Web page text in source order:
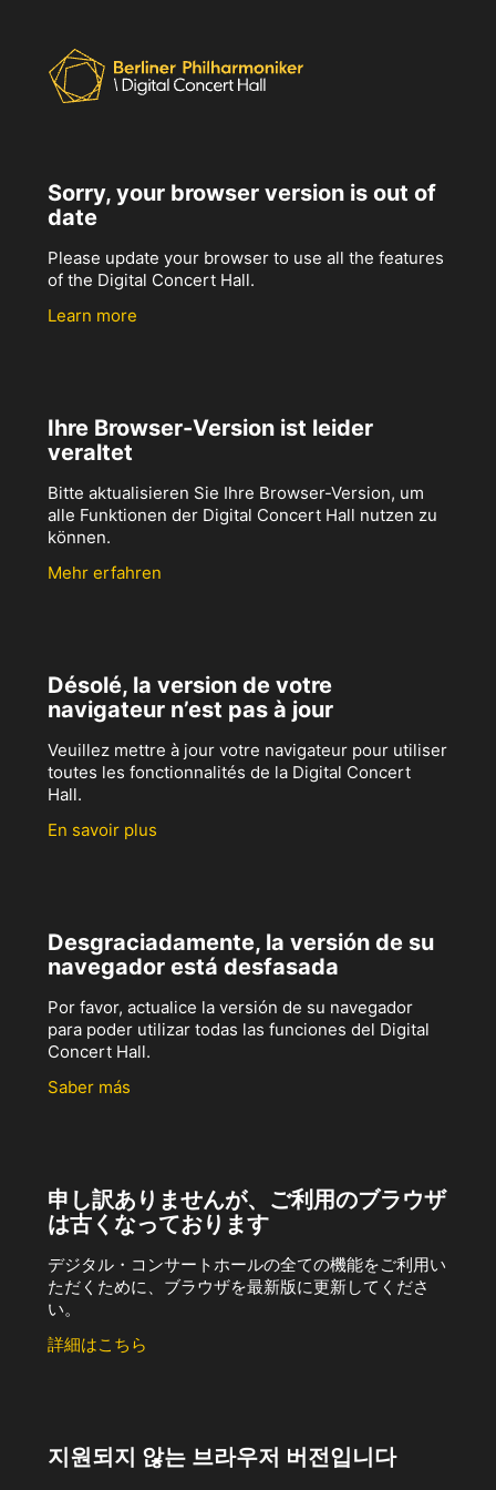
Sorry, your browser version is out of
date
Please update your browser to use all the features
of the Digital Concert Hall.
Learn more
Ihre Browser-Version ist leider
veraltet
Bitte aktualisieren Sie Ihre Browser-Version, um
alle Funktionen der Digital Concert Hall nutzen zu
können.
Mehr erfahren
Désolé, la version de votre
navigateur n’est pas à jour
Veuillez mettre à jour votre navigateur pour utiliser
toutes les fonctionnalités de la Digital Concert
Hall.
En savoir plus
Desgraciadamente, la versión de su
navegador está desfasada
Por favor, actualice la versión de su navegador
para poder utilizar todas las funciones del Digital
Concert Hall.
Saber más
申し訳ありませんが、ご利用のブラウザ
は古くなっております
デジタル・コンサートホールの全ての機能をご利用い
ただくために、ブラウザを最新版に更新してくださ
い。
詳細はこちら
지원되지 않는 브라우저 버전입니다